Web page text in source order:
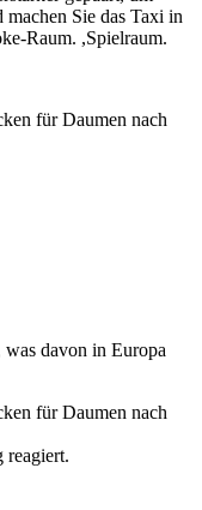
Sie das Taxi in
Raum. ,Spielraum.
für Daumen nach
davon in Europa
für Daumen nach
reagiert.